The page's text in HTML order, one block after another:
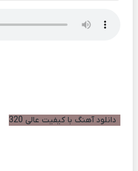
دانلود آهنگ با کیفیت عالی 320